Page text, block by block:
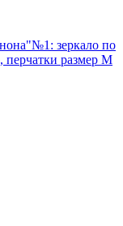
зеркало по
перчатки размер М